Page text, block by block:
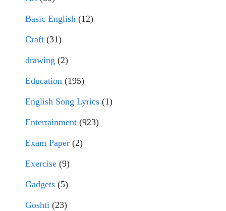
Basic English (12)
Craft (31)
drawing (2)
Education (195)
English Song Lyrics (1)
Entertainment (923)
Exam Paper (2)
Exercise (9)
Gadgets (5)
Goshti (23)